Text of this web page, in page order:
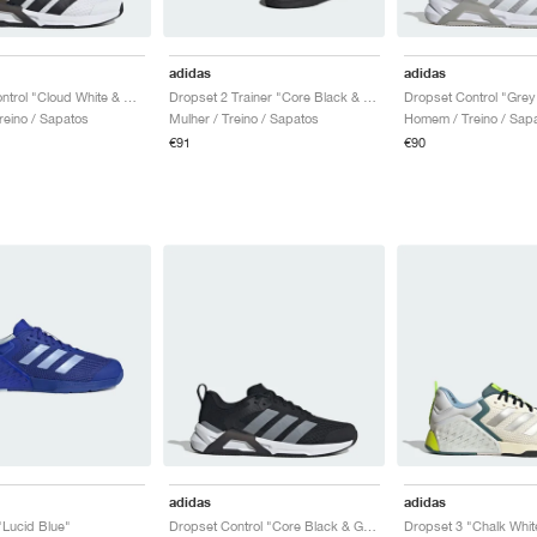
/ Sapatos
adidas
Mulher / Treino / Sapatos
€91
adidas
Homem / Treino /
€90
Blue"
adidas
Dropset Control "Core Black & Grey"
adidas